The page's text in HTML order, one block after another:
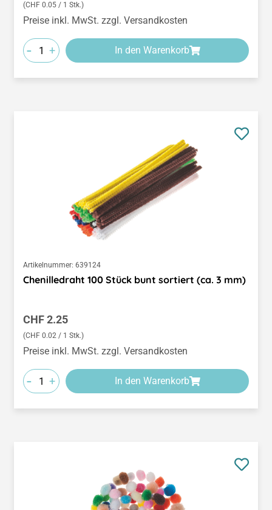
(CHF 0.05 / 1 Stk.)
Preise inkl. MwSt. zzgl. Versandkosten
- + In den Warenkorb
Artikelnummer: 639124
Chenilledraht 100 Stück bunt sortiert (ca. 3 mm)
Regulärer Preis:
CHF 2.25
(CHF 0.02 / 1 Stk.)
Preise inkl. MwSt. zzgl. Versandkosten
- + In den Warenkorb